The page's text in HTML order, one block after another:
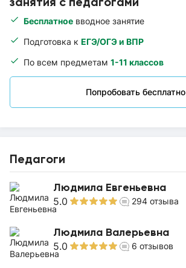
Бесплатное вводное занятие
Подготовка к ЕГЭ/ОГЭ и ВПР
По всем предметам 1-11 классов
Попробовать бесплатно
Педагоги
Людмила Евгеньевна
5.0 294 отзыва
Людмила Валерьевна
5.0 6 отзывов